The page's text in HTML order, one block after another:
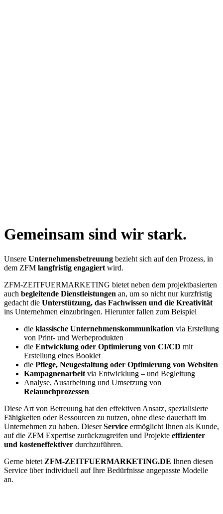
Gemeinsam sind wir stark.
Unsere Unternehmensbetreuung bezieht sich auf den Prozess, in
dem ZFM langfristig engagiert wird.
ZFM-ZEITFUERMARKETING bietet neben dem projektbasierten
auch begleitende Dienstleistungen an, um so nicht nur kurzfristig
gedacht die Unterstützung, das Fachwissen und die Kreativität
ins Unternehmen einzubringen. Hierunter fallen zum Beispiel
die klassische Unternehmenskommunikation via Erstellung
von Print- und Werbeprodukten
die Entwicklung oder Optimierung von CI/CD mit
Erstellung eines Booklet
die Pflege, Neugestaltung oder Optimierung von Websiten
Kampagnenarbeit via Entwicklung – und Begleitung
Analyse, Ausarbeitung und Umsetzung von
Relaunchprozessen
Diese Art von Betreuung hat den effektiven Ansatz, spezialisierte
Fähigkeiten oder Ressourcen zu nutzen, ohne diese dauerhaft im
Unternehmen zu haben. DieserService ermöglicht Ihnen als Kunde,
auf die ZFM Expertise zurückzugreifen und Projekte effizienter
und kosteneffektiver durchzuführen.
Gerne bietet ZFM-ZEITFUERMARKETING.DE Ihnen diesen
Service über individuell auf Ihre Bedürfnisse angepasste Modelle
an.